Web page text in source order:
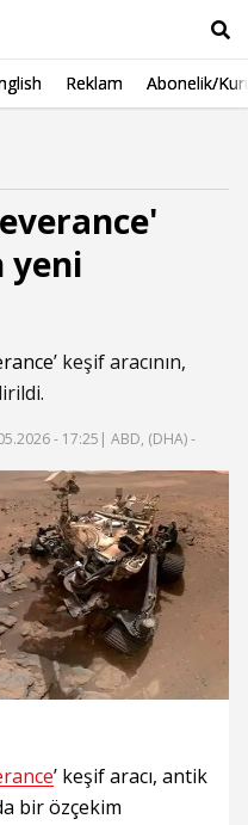
Reklam Abonelik/
yeni
’ keşif aracının,
- 17:25 | ABD, (DHA) -
’ keşif aracı, antik
bir özçekim